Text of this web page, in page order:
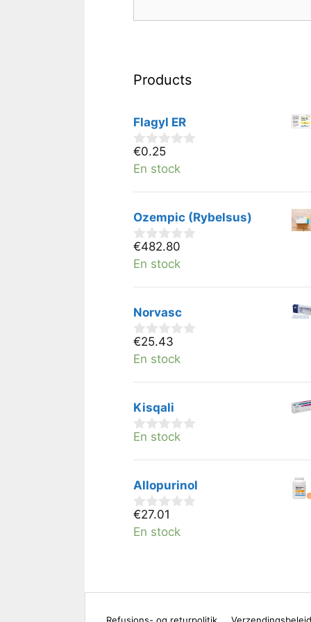
Products
Flagyl ER
0
v
n
€0.25
En stock
Ozempic (Rybelsus)
0
v
n
€482.80
En stock
Norvasc
0
v
n
€25.43
En stock
Kisqali
0
a
5
En stock
Allopurinol
0
v
€27.01
En stock